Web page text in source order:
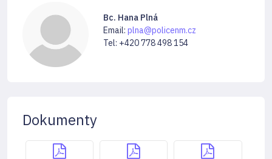
Bc. Hana Plná
Email: plna@policenm.cz
Tel: +420 778 498 154
Dokumenty